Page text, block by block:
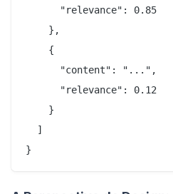
      "relevance": 0.85
    },
    {
      "content": "...",
      "relevance": 0.12
    }
  ]